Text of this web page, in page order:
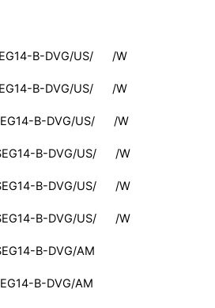
B-DVG/US/ /W
B-DVG/US/ /W
B-DVG/US/ /W
B-DVG/US/ /W
B-DVG/US/ /W
B-DVG/US/ /W
B-DVG/AM
B-DVG/AM